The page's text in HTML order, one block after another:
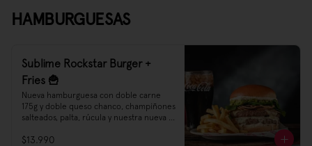
que estabas esperando
HAMBURGUESAS
Sublime Rockstar Burger +
Fries 🍟
Nueva hamburguesa con doble carne
175g y doble queso chanco, champiñones
salteados, palta, rúcula y nuestra nueva
$13.990